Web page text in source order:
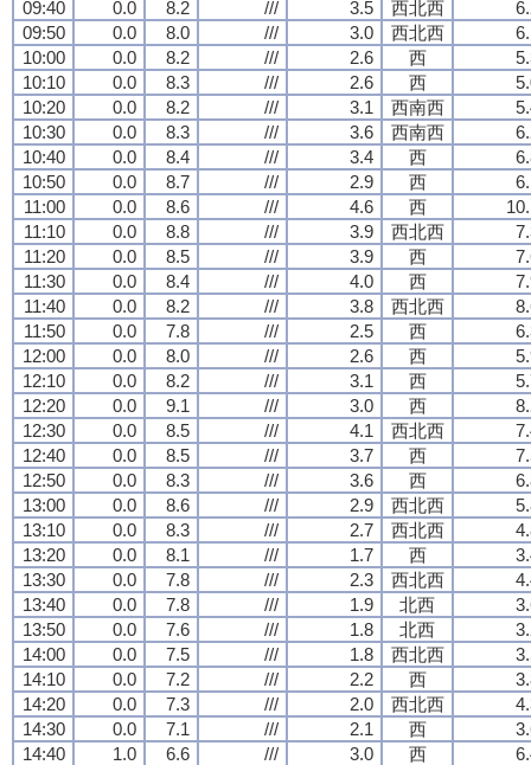
09:40
0.0 8.2 /// 3.5 西北西
09:50
0.0 8.0 /// 3.0 西北西
10:00
0.0 8.2 /// 2.6 西
10:10
0.0 8.3 /// 2.6 西
10:20
0.0 8.2 /// 3.1 西南西
10:30
0.0 8.3 /// 3.6 西南西
10:40
0.0 8.4 /// 3.4 西
10:50
0.0 8.7 /// 2.9 西
11:00
0.0 8.6 /// 4.6 西
11:10
0.0 8.8 /// 3.9 西北西
11:20
0.0 8.5 /// 3.9 西
11:30
0.0 8.4 /// 4.0 西
11:40
0.0 8.2 /// 3.8 西北西
11:50
0.0 7.8 /// 2.5 西
12:00
0.0 8.0 /// 2.6 西
12:10
0.0 8.2 /// 3.1 西
12:20
0.0 9.1 /// 3.0 西
12:30
0.0 8.5 /// 4.1 西北西
12:40
0.0 8.5 /// 3.7 西
12:50
0.0 8.3 /// 3.6 西
13:00
0.0 8.6 /// 2.9 西北西
13:10
0.0 8.3 /// 2.7 西北西
13:20
0.0 8.1 /// 1.7 西
13:30
0.0 7.8 /// 2.3 西北西
13:40
0.0 7.8 /// 1.9 北西
13:50
0.0 7.6 /// 1.8 北西
14:00
0.0 7.5 /// 1.8 西北西
14:10
0.0 7.2 /// 2.2 西
14:20
0.0 7.3 /// 2.0 西北西
14:30
0.0 7.1 /// 2.1 西
14:40
1.0 6.6 /// 3.0 西